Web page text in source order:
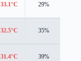
33.1°C 29%
32.5°C 35%
31.4°C 39%